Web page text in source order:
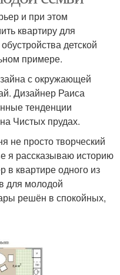
и при этом
квартиру для
детской
примере.
с окружающей
Дизайнер Раиса
тенденции
Чистых прудах.
не просто творческий
я рассказываю историю
в квартире одного из
для молодой
решён в спокойных,